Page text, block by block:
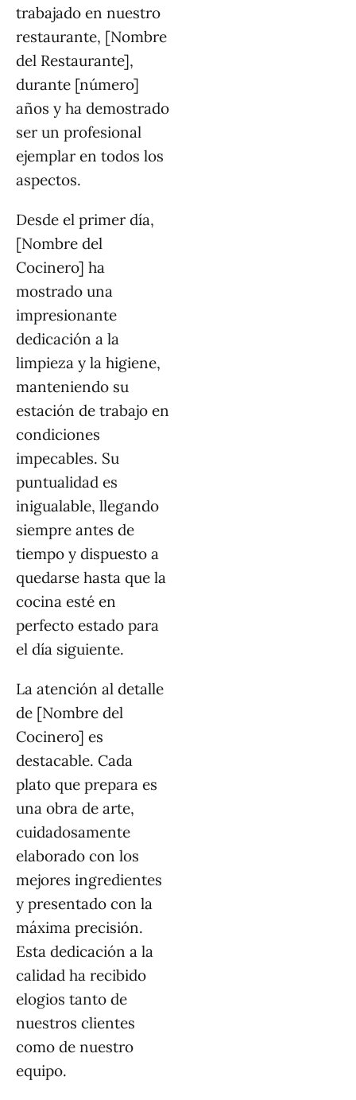
trabajado en nuestro
restaurante, [Nombre
del Restaurante],
durante [número]
años y ha demostrado
ser un profesional
ejemplar en todos los
aspectos.
Desde el primer día,
[Nombre del
Cocinero] ha
mostrado una
impresionante
dedicación a la
limpieza y la higiene,
manteniendo su
estación de trabajo en
condiciones
impecables. Su
puntualidad es
inigualable, llegando
siempre antes de
tiempo y dispuesto a
quedarse hasta que la
cocina esté en
perfecto estado para
el día siguiente.
La atención al detalle
de [Nombre del
Cocinero] es
destacable. Cada
plato que prepara es
una obra de arte,
cuidadosamente
elaborado con los
mejores ingredientes
y presentado con la
máxima precisión.
Esta dedicación a la
calidad ha recibido
elogios tanto de
nuestros clientes
como de nuestro
equipo.